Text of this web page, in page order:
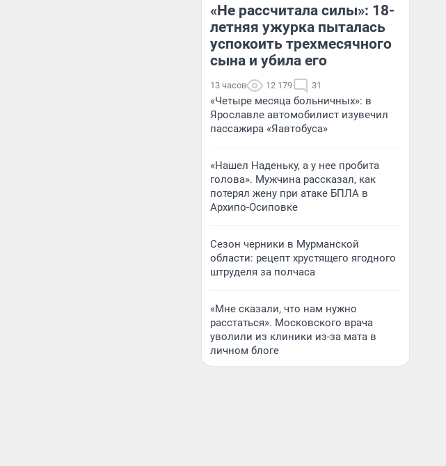
бизнесе
«Не рассчитала силы»: 18-
летняя ужурка пыталась
успокоить трехмесячного
сына и убила его
13 часов 12 179 31
«Четыре месяца больничных»: в
Ярославле автомобилист изувечил
пассажира «Яавтобуса»
«Нашел Наденьку, а у нее пробита
голова». Мужчина рассказал, как
потерял жену при атаке БПЛА в
Архипо-Осиповке
Сезон черники в Мурманской
области: рецепт хрустящего ягодного
штруделя за полчаса
«Мне сказали, что нам нужно
расстаться». Московского врача
уволили из клиники из-за мата в
личном блоге